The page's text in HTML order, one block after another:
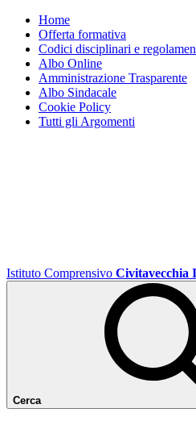
Home
Offerta formativa
Codici disciplinari e
Albo Online
Amministrazione Trasparente
Albo Sindacale
Cookie Policy
Tutti gli Argomenti
Istituto Comprensivo Civitavecchia
Cerca